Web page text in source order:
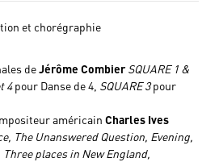
et chorégraphie
deJérôme Combier SQUARE 1 &
4pour Danse de 4, SQUARE 3pour
américain Charles Ives
The Unanswered Question, Evening,
places in New England,